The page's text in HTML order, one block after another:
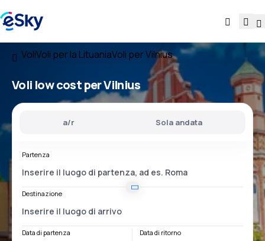
VoliVoli per la LituaniaVoli per Vilnius
Voli low cost per Vilnius
a/r Sola andata
Partenza
Destinazione
Data di partenza Data di ritorno